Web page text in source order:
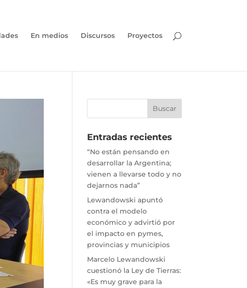
En medios Discursos Proyectos
Entradas recientes
“No están pensando en
desarrollar la Argentina;
vienen a llevarse todo y no
dejarnos nada”
Lewandowski apuntó
contra el modelo
económico y advirtió por
el impacto en pymes,
provincias y municipios
Marcelo Lewandowski
cuestionó la Ley de Tierras:
«Es muy grave para la